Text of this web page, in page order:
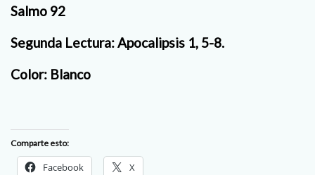
Salmo 92
Segunda Lectura: Apocalipsis 1, 5-8.
Color: Blanco
Comparte esto:
Facebook X